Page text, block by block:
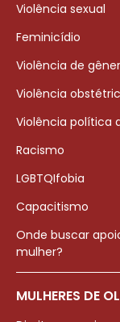
Violência sexual
Feminicídio
Violência de
Violência
Violência política
Racismo
LGBTQIfobia
Capacitismo
Onde buscar
mulher?
MULHERES DE